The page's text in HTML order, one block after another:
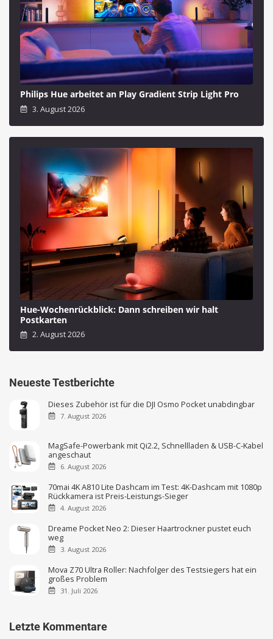
Philips Hue arbeitet an Play Gradient Strip Light Pro
3. August 2026
Hue-Wochenrückblick: Dann schreiben wir halt
Postkarten
2. August 2026
Neueste Testberichte
Dieses Zubehör ist für die DJI Osmo Pocket unabdingbar
7. August 2026
MagSafe-Powerbank mit Qi2.2, Schnellladen & USB-C-Kabel
angeschaut
6. August 2026
70mai 4K A810 Lite Dashcam im Test: 4K-Dashcam mit 1080p
Rückkamera ist Preis-Leistungs-Sieger
4. August 2026
Dreame Pocket Neo 2: Dieser Haartrockner pustet euch
weg
3. August 2026
Mova Z70 Ultra Roller: Nachfolger des Testsiegers hat ein
großes Problem
31. Juli 2026
Letzte Kommentare